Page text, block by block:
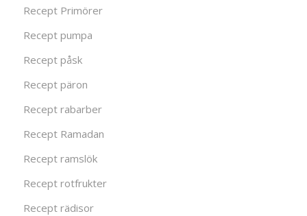
Recept Primörer
Recept pumpa
Recept påsk
Recept päron
Recept rabarber
Recept Ramadan
Recept ramslök
Recept rotfrukter
Recept rädisor